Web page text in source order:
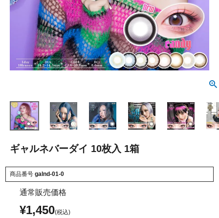
ギャルネバーダイ 10枚入 1箱
商品番号 galnd-01-0
通常販売価格
¥1,450